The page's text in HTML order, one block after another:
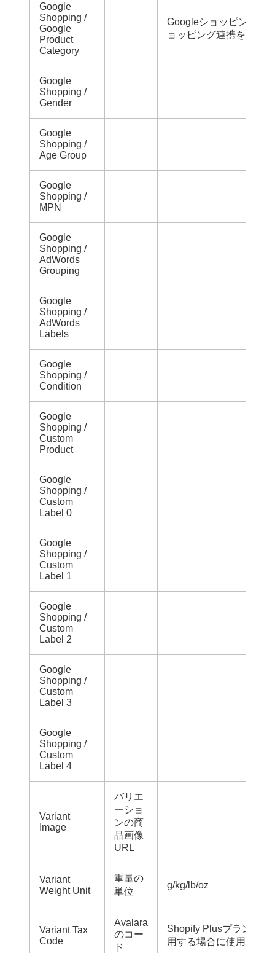
Google
Shopping /
Google
Product
Category
Googleショッピングの
ョッピング連携を行う
Google
Shopping /
Gender
Google
Shopping /
Age Group
Google
Shopping /
MPN
Google
Shopping /
AdWords
Grouping
Google
Shopping /
AdWords
Labels
Google
Shopping /
Condition
Google
Shopping /
Custom
Product
Google
Shopping /
Custom
Label 0
Google
Shopping /
Custom
Label 1
Google
Shopping /
Custom
Label 2
Google
Shopping /
Custom
Label 3
Google
Shopping /
Custom
Label 4
Variant
Image
バリエ
ーショ
ンの商
品画像
URL
Variant
Weight Unit
重量の
単位
g/kg/lb/oz
Variant Tax
Code
Avalara
のコー
ド
Shopify Plusプランで
用する場合に使用